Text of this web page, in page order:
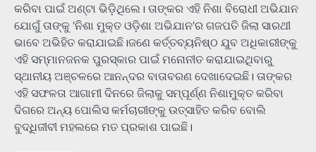
କରିବା ପାଇଁ ଅଣ୍ଟା ଭିଡ଼ିଥିଲେ। ତାଙ୍କର ଏହି ନିଶା ବିରୋଧୀ ଅଭିଯାନ
ଯୋଗୁଁ ତାଙ୍କୁ ’ନିଶା ମୁକ୍ତ ଓଡ଼ିଶା ଅଭିଯାନ’ର ଗଜପତି ଜିଲା ସାରଥୀ
ଭାବେ ଅଭିହିତ କରାଯାଇଛି।ଜଣେ କର୍ତ୍ତବ୍ୟନିଷ୍ଠ ଯୁବ ଅଧିକାରୀଙ୍କୁ
ଏହି ସମ୍ମାନଜନକ ପୁରସ୍କାର ପାଇଁ ମନୋନୀତ କରାଯାଇଥିବାରୁ
ସ୍ଥାନୀୟ ଅଞ୍ଚଳରେ ଆନନ୍ଦର ବାତାବରଣ ଦେଖାଦେଇଛି। ତାଙ୍କର
ଏହି ସଫଳତା ଆଗାମୀ ଦିନରେ ଜିଲାକୁ ସମ୍ପୂର୍ଣ୍ଣ ନିଶାମୁକ୍ତ କରିବା
ଦିଗରେ ଅନ୍ୟ ପୋଲିସ କର୍ମଚାରୀଙ୍କୁ ଉତ୍ସାହିତ କରିବ ବୋଲି
ବୁଦ୍ଧିଜୀବୀ ମହଲରେ ମତ ପ୍ରକାଶ ପାଇଛି।